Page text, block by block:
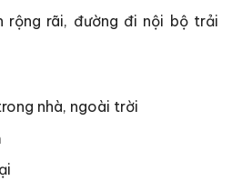
rộng rãi, đường đi nội bộ trải
nhà, ngoài trời